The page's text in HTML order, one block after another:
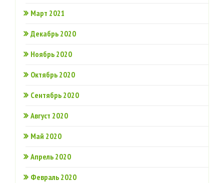
Март 2021
Декабрь 2020
Ноябрь 2020
Октябрь 2020
Сентябрь 2020
Август 2020
Май 2020
Апрель 2020
Февраль 2020